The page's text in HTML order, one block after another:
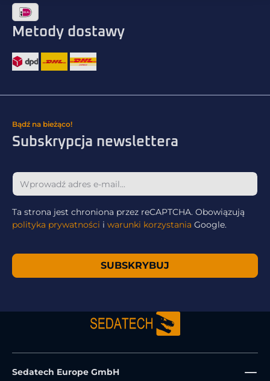
Metody dostawy
Bądź na bieżąco!
Subskrypcja newslettera
SUBSKRYBUJ
Ta strona jest chroniona przez reCAPTCHA. Obowiązują
polityka prywatności i warunki korzystania Google.
Sedatech Europe GmbH